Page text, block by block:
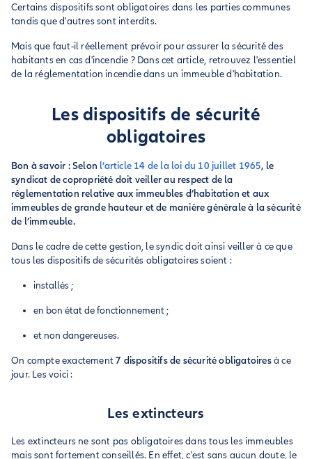
Certains dispositifs sont obligatoires dans les parties communes
tandis que d'autres sont interdits.
Mais que faut-il réellement prévoir pour assurer la sécurité des
habitants en cas d'incendie ? Dans cet article, retrouvez l'essentiel
de la réglementation incendie dans un immeuble d'habitation.
Les dispositifs de sécurité
obligatoires
Bon à savoir : Selon l’article 14 de la loi du 10 juillet 1965, le
syndicat de copropriété doit veiller au respect de la
réglementation relative aux immeubles d’habitation et aux
immeubles de grande hauteur et de manière générale à la sécurité
de l’immeuble.
Dans le cadre de cette gestion, le syndic doit ainsi veiller à ce que
tous les dispositifs de sécurités obligatoires soient :
installés ;
en bon état de fonctionnement ;
et non dangereuses.
On compte exactement7 dispositifs de sécurité obligatoiresà ce
jour. Les voici :
Les extincteurs
Les extincteurs ne sont pas obligatoires dans tous les immeubles
mais sont fortement conseillés. En effet, c'est sans aucun doute, le